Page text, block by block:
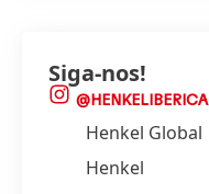
Siga-nos!
@HENKELIBERICA
Henkel Global
Henkel